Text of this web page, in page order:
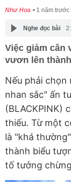
Như Hoa 1 năm trước
Nghe đọc bài
Việc giảm cân
vươn lên
Nếu phải
nhan sắc" ấn
(BLACKPINK)
thiếu. Từ một
là "khá
thành biểu
tố tưởng